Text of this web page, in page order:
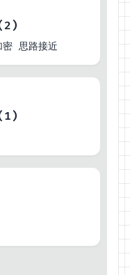
密 思路接近